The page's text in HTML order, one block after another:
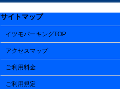
サイトマップ
イツモパーキングTOP
アクセスマップ
ご利用料金
ご利用規定